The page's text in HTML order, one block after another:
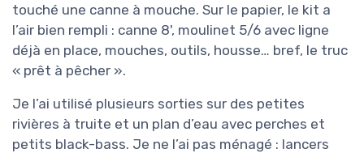
touché une canne à mouche. Sur le papier, le kit a
l’air bien rempli : canne 8', moulinet 5/6 avec ligne
déjà en place, mouches, outils, housse… bref, le truc
« prêt à pêcher ».
Je l’ai utilisé plusieurs sorties sur des petites
rivières à truite et un plan d’eau avec perches et
petits black-bass. Je ne l’ai pas ménagé : lancers